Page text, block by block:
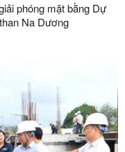
phóng mặt bằng Dự
Na Dương